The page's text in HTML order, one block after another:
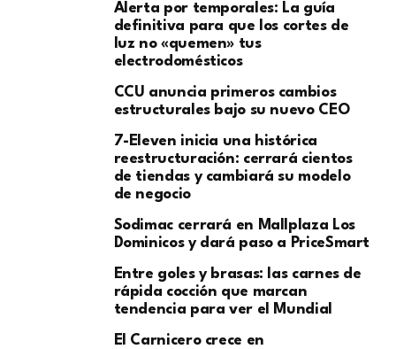
Alerta por temporales: La guía
definitiva para que los cortes de
luz no «quemen» tus
electrodomésticos
CCU anuncia primeros cambios
estructurales bajo su nuevo CEO
7-Eleven inicia una histórica
reestructuración: cerrará cientos
de tiendas y cambiará su modelo
de negocio
Sodimac cerrará en Mallplaza Los
Dominicos y dará paso a PriceSmart
Entre goles y brasas: las carnes de
rápida cocción que marcan
tendencia para ver el Mundial
El Carnicero crece en